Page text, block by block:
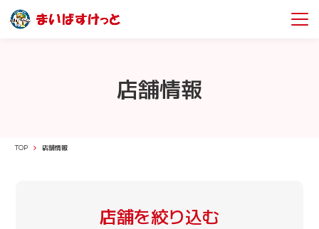
店舗情報
TOP 店舗情報
店舗を絞り込む